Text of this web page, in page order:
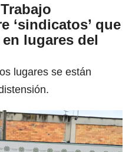
‘sindicatos’ que
lugares del
lugares se están